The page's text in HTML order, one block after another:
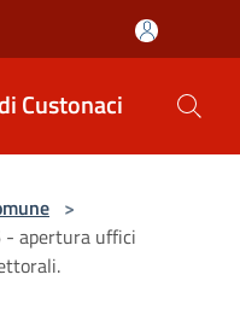
Custonaci
>
- apertura uffici